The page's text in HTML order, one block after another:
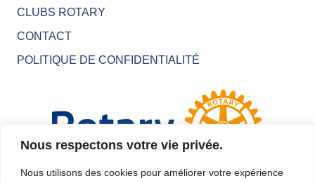
Nous respectons votre vie privée.
Nous utilisons des cookies pour améliorer votre expérience
CLUBS ROTARY
CONTACT
POLITIQUE DE CONFIDENTIALITÉ